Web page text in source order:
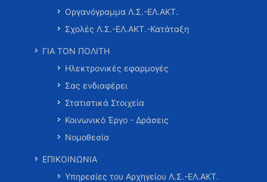
Οργανόγραμμα Λ.Σ.-ΕΛ.ΑΚΤ.
Σχολές Λ.Σ.-ΕΛ.ΑΚΤ.-Κατάταξη
ΓΙΑ ΤΟΝ ΠΟΛΙΤΗ
Ηλεκτρονικές εφαρμογές
Σας ενδιαφέρει
Στατιστικά Στοιχεία
Κοινωνικό Έργο - Δράσεις
Νομοθεσία
ΕΠΙΚΟΙΝΩΝΙΑ
Υπηρεσίες του Αρχηγείου Λ.Σ.-ΕΛ.ΑΚΤ.